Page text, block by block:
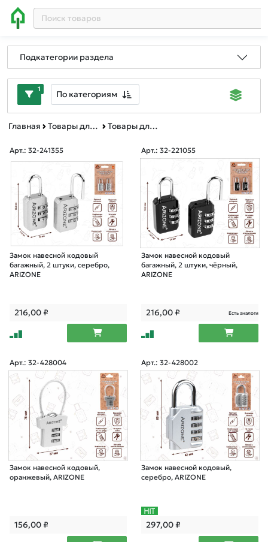
Подкатегории раздела
1 По категориям
Главная Товары для дома Товары для туризма
Арт.: 32-241355
Замок навесной кодовый
багажный, 2 штуки, серебро,
ARIZONE
216,00₽
Арт.: 32-221055
Замок навесной кодовый
багажный, 2 штуки, чёрный,
ARIZONE
216,00₽ Есть аналоги
Арт.: 32-428004
Замок навесной кодовый,
оранжевый, ARIZONE
156,00₽
Арт.: 32-428002
Замок навесной кодовый,
серебро, ARIZONE
297,00₽